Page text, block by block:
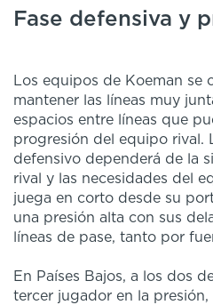
Fase defensiva y
Los equipos de Koeman se
mantener las líneas muy
espacios entre líneas que
progresión del equipo rival.
defensivo dependerá de la
rival y las necesidades del
juega en corto desde su
una presión alta con sus
líneas de pase, tanto por
En Países Bajos, a los dos
tercer jugador en la